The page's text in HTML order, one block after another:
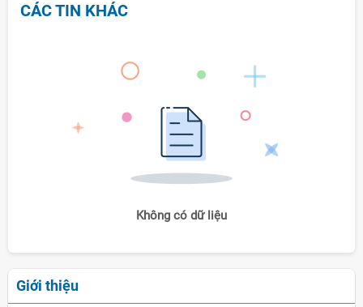
CÁC TIN KHÁC
Không có dữ liệu
Giới thiệu